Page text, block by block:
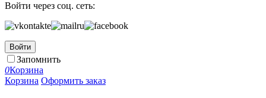
Войти через соц. сеть:
Войти
Запомнить
0Корзина
Корзина Оформить заказ